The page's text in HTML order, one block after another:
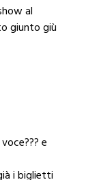
al
giunto giù
e
i biglietti